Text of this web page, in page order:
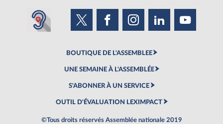
BOUTIQUE DE L'ASSEMBLEE
UNE SEMAINE À L'ASSEMBLÉE
S'ABONNER À UN SERVICE
OUTIL D'ÉVALUATION LEXIMPACT
©Tous droits réservés Assemblée nationale 2019